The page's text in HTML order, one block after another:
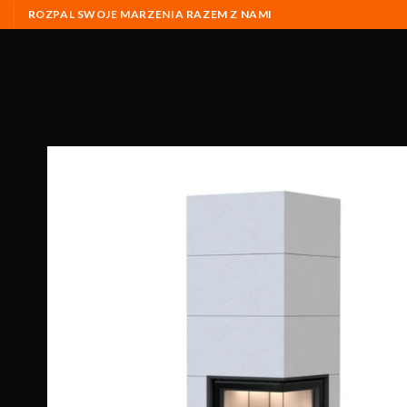
ROZPAL SWOJE MARZENIA RAZEM Z NAMI